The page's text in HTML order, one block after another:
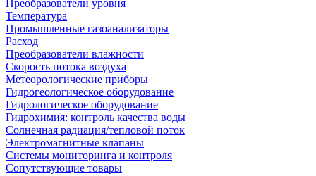
Преобразователи уровня
Температура
Промышленные газоанализаторы
Расход
Преобразователи влажности
Скорость потока воздуха
Метеорологические приборы
Гидрогеологическое оборудование
Гидрологическое оборудование
Гидрохимия: контроль качества воды
Солнечная радиация/тепловой поток
Электромагнитные клапаны
Системы мониторинга и контроля
Сопутствующие товары